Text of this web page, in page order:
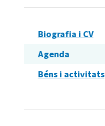
Biografia i CV
Agenda
Béns i activitats